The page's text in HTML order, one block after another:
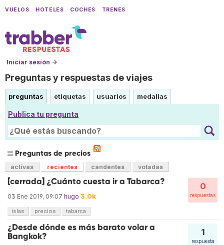
VUELOS HOTELES COCHES TRENES
Iniciar sesión →
Preguntas y respuestas de viajes
preguntas etiquetas usuarios medallas
Publica tu pregunta
Preguntas de precios
activas recientes candentes votadas
0
respuestas
[cerrada] ¿Cuánto cuesta ir a Tabarca?
03 Ene 2019, 09:07 hugo 3.0k
islas precios tabarca
1
respuesta
¿Desde dónde es más barato volar a
Bangkok?